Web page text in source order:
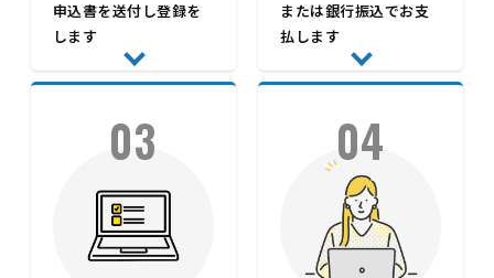
申込書を送付し登録を
します
または銀行振込でお支
払します
03 04